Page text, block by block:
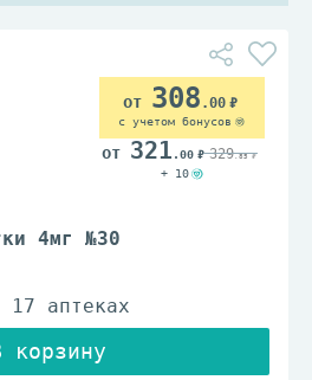
4мг №30
308 .00
с учетом бонусов
321 .00 329.85
+ 10